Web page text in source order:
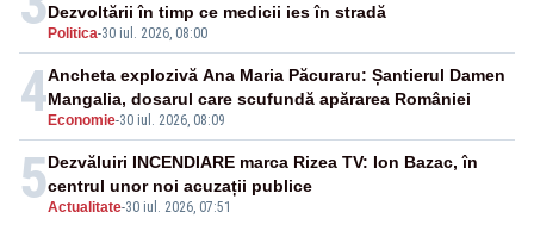
Politica-30 iul. 2026, 08:00
Dezvoltării în timp ce medicii ies în stradă
4 Economie-30 iul. 2026, 08:09
Ancheta explozivă Ana Maria Păcuraru: Șantierul Damen
Mangalia, dosarul care scufundă apărarea României
5Actualitate-30 iul. 2026, 07:51
Dezvăluiri INCENDIARE marca Rizea TV: Ion Bazac, în
centrul unor noi acuzații publice